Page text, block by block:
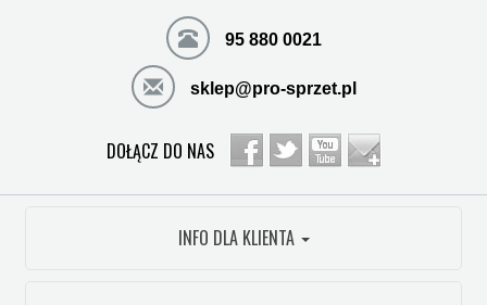
95 880 0021
sklep@pro-sprzet.pl
DOŁĄCZ DO NAS
INFO DLA KLIENTA